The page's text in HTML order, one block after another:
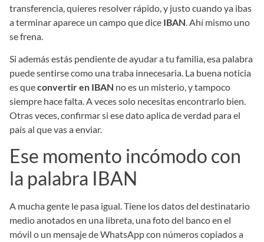
transferencia, quieres resolver rápido, y justo cuando ya ibas
a terminar aparece un campo que dice IBAN . Ahí mismo uno
se frena.
Si además estás pendiente de ayudar a tu familia, esa palabra
puede sentirse como una traba innecesaria. La buena noticia
es queconvertir en IBAN no es un misterio, y tampoco
siempre hace falta. A veces solo necesitas encontrarlo bien.
Otras veces, confirmar si ese dato aplica de verdad para el
país al que vas a enviar.
Ese momento incómodo con
la palabra IBAN
A mucha gente le pasa igual. Tiene los datos del destinatario
medio anotados en una libreta, una foto del banco en el
móvil o un mensaje de WhatsApp con números copiados a